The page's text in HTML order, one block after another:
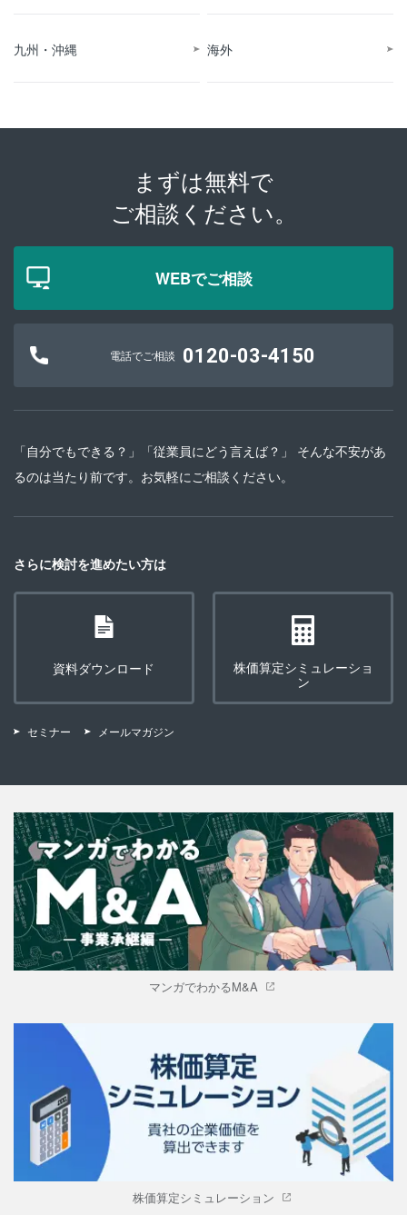
九州・沖縄 海外
まずは無料で
ご相談ください。
WEBでご相談
電話でご相談 0120-03-4150
「自分でもできる？」「従業員にどう言えば？」 そんな不安があ
るのは当たり前です。お気軽にご相談ください。
さらに検討を進めたい方は
資料ダウンロード
株価算定シミュレーショ
ン
セミナー メールマガジン
マンガでわかるM&A
株価算定シミュレーション